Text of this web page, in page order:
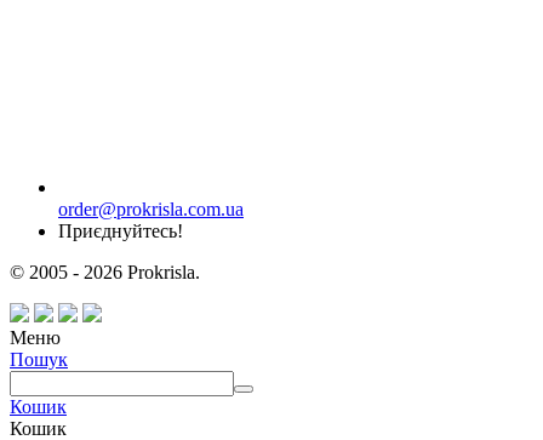
order@prokrisla.com.ua
Приєднуйтесь!
© 2005 - 2026 Prokrisla.
Меню
Пошук
Кошик
Кошик